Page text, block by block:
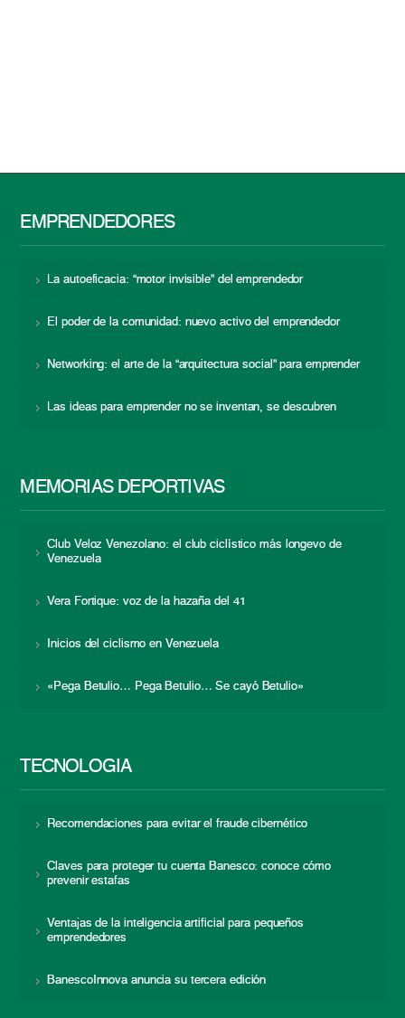
EMPRENDEDORES
La autoeficacia: “motor invisible” del emprendedor
El poder de la comunidad: nuevo activo del emprendedor
Networking: el arte de la “arquitectura social” para emprender
Las ideas para emprender no se inventan, se descubren
MEMORIAS DEPORTIVAS
Club Veloz Venezolano: el club ciclístico más longevo de
Venezuela
Vera Fortique: voz de la hazaña del 41
Inicios del ciclismo en Venezuela
«Pega Betulio… Pega Betulio… Se cayó Betulio»
TECNOLOGÍA
Recomendaciones para evitar el fraude cibernético
Claves para proteger tu cuenta Banesco: conoce cómo
prevenir estafas
Ventajas de la inteligencia artificial para pequeños
emprendedores
BanescoInnova anuncia su tercera edición